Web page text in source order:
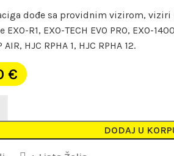
dođe sa providnim vizirom,
R1, EXO-TECH EVO PRO, EXO-
AIR, HJC RPHA 1, HJC RPHA 12.
€
DODAJ U